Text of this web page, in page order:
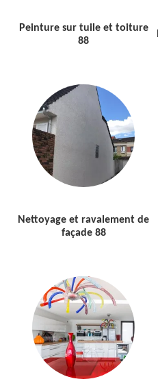
Peinture sur tuile et toiture
88
Nettoyage et ravalement de
façade 88